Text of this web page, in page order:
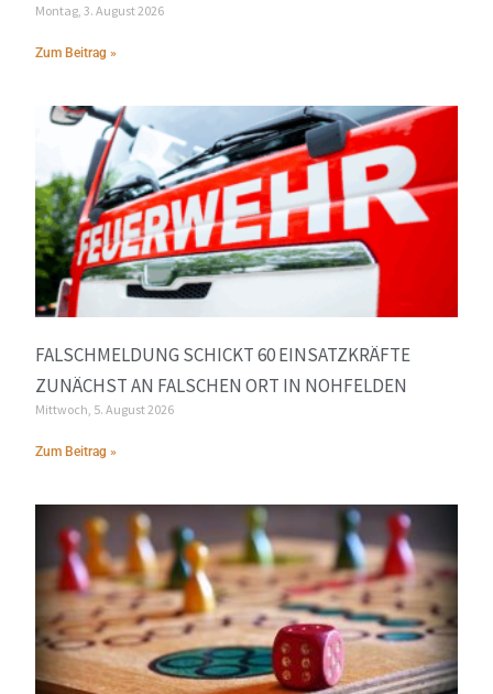
Montag, 3. August 2026
Zum Beitrag »
FALSCHMELDUNG SCHICKT 60 EINSATZKRÄFTE
ZUNÄCHST AN FALSCHEN ORT IN NOHFELDEN
Mittwoch, 5. August 2026
Zum Beitrag »